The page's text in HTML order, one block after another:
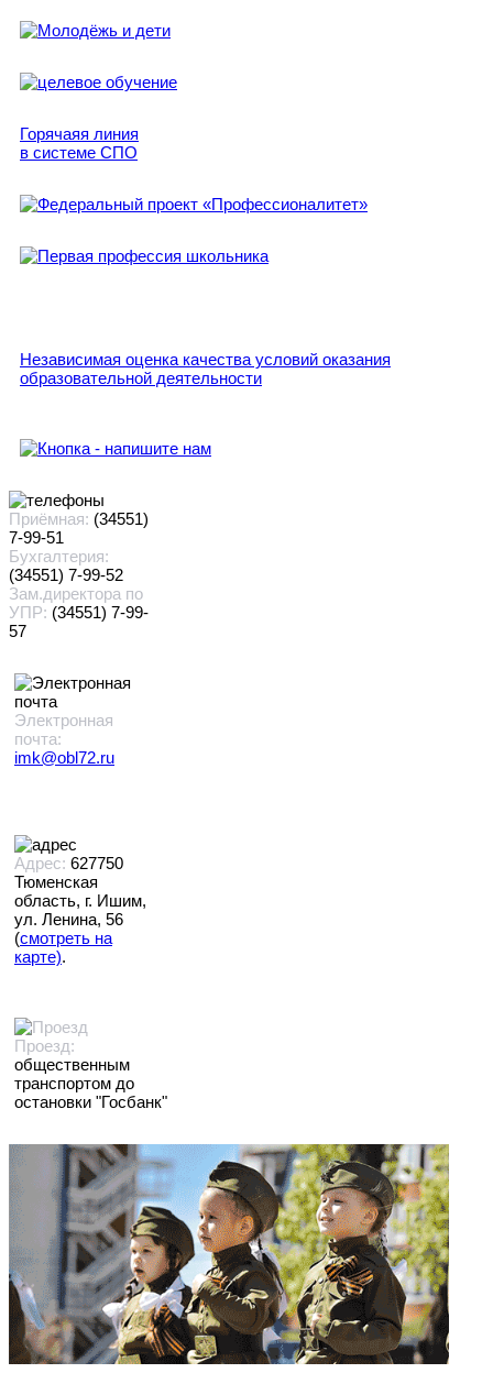
Горячаяя линия
в системе СПО
Независимая оценка качества условий оказания
образовательной деятельности
Приёмная: (34551)
7-99-51
Бухгалтерия:
(34551) 7-99-52
Зам.директора по
УПР: (34551) 7-99-
57
Электронная
почта:
imk@obl72.ru
Адрес: 627750
Тюменская
область, г. Ишим,
ул. Ленина, 56
(смотреть на
карте).
Проезд:
общественным
транспортом до
остановки "Госбанк"